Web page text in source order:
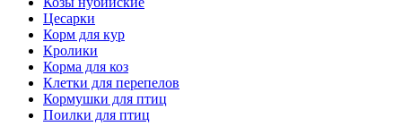
Цесарки
Корм для кур
Кролики
Корма для коз
Клетки для перепелов
Кормушки для птиц
Поилки для птиц